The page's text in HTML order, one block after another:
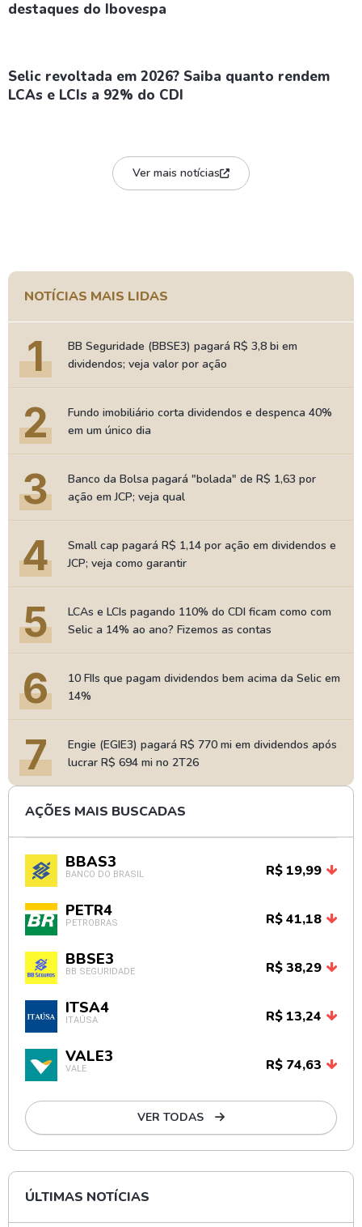
destaques do Ibovespa
Selic revoltada em 2026? Saiba quanto rendem
LCAs e LCIs a 92% do CDI
Ver mais notícias
NOTÍCIAS MAIS LIDAS
1
BB Seguridade (BBSE3) pagará R$ 3,8 bi em
dividendos; veja valor por ação
2
Fundo imobiliário corta dividendos e despenca 40%
em um único dia
3
Banco da Bolsa pagará "bolada" de R$ 1,63 por
ação em JCP; veja qual
4
Small cap pagará R$ 1,14 por ação em dividendos e
JCP; veja como garantir
5
LCAs e LCIs pagando 110% do CDI ficam como com
Selic a 14% ao ano? Fizemos as contas
6
10 FIIs que pagam dividendos bem acima da Selic em
14%
7
Engie (EGIE3) pagará R$ 770 mi em dividendos após
lucrar R$ 694 mi no 2T26
AÇÕES MAIS BUSCADAS
BBAS3
BANCO DO BRASIL R$ 19,99
PETR4
PETROBRAS R$ 41,18
BBSE3
BB SEGURIDADE R$ 38,29
ITSA4
ITAÚSA R$ 13,24
VALE3
VALE R$ 74,63
VER TODAS
ÚLTIMAS NOTÍCIAS